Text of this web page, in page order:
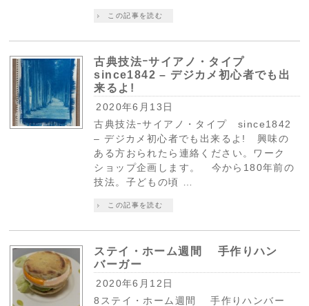
この記事を読む
古典技法ｰサイアノ・タイプ
since1842 – デジカメ初心者でも出
来るよ!
2020年6月13日
古典技法ｰサイアノ・タイプ since1842
– デジカメ初心者でも出来るよ! 興味の
ある方おられたら連絡ください。ワーク
ショップ企画します。 今から180年前の
技法。子どもの頃 …
この記事を読む
ステイ・ホーム週間 手作りハン
バーガー
2020年6月12日
8ステイ・ホーム週間 手作りハンバー